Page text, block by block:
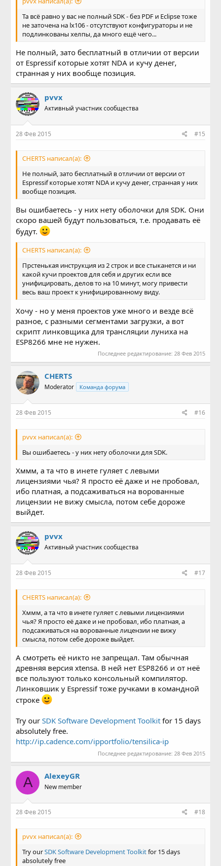
Та всё равно у вас не полный SDK - без PDF и Eclipse тоже
не заточена на lx106 - отсутствуют конфигураторы и не
подлинкованы хелпы, да много ещё чего...
Не полный, зато бесплатный в отличии от версии
от Espressif которые хотят NDA и кучу денег,
странная у них вообще позиция.
pvvx
Активный участник сообщества
28 Фев 2015 #15
CHERTS написал(а):
Не полный, зато бесплатный в отличии от версии от
Espressif которые хотят NDA и кучу денег, странная у них
вообще позиция.
Вы ошибаетесь - у них нету оболочки для SDK. Они
скоро вашей будут пользоваться, т.е. продавать её
будут.
CHERTS написал(а):
Прстенькая инструкция из 2 строк и все стыканется и ни
какой кучи проектов для себя и других если все
унифицировать, делов то на 10 минут, могу привести
весь ваш проект к унифицированному виду.
Хочу - но у меня проектов уже много и везде всё
разное, c разными сегментами загрузки, а вот
скрипт линковщика для трансляции луниха на
ESP8266 мне не нужен.
Последнее редактирование: 28 Фев 2015
CHERTS
Moderator Команда форума
28 Фев 2015 #16
pvvx написал(а):
Вы ошибаетесь - у них нету оболочки для SDK.
Хммм, а та что в инете гуляет с левыми
лицензиями чья? Я просто её даже и не пробовал,
ибо платная, а подсаживаться на ворованные
лицензии не вижу смысла, потом себе дороже
выйдет.
pvvx
Активный участник сообщества
28 Фев 2015 #17
CHERTS написал(а):
Хммм, а та что в инете гуляет с левыми лицензиями
чья? Я просто её даже и не пробовал, ибо платная, а
подсаживаться на ворованные лицензии не вижу
смысла, потом себе дороже выйдет.
А смотреть её никто не запрещал. Там обычная
древняя версия xtensa. В ней нет ESP8266 и от неё
все пользуют только консольный компилятор.
Линковшик у Espressif тоже ручками в командной
строке
Try ourSDK Software Development Toolkit for 15 days
absolutely free.
http://ip.cadence.com/ipportfolio/tensilica-ip
Последнее редактирование: 28 Фев 2015
A AlexeyGR
New member
28 Фев 2015 #18
pvvx написал(а):
Try ourSDK Software Development Toolkitfor 15 days
absolutely free